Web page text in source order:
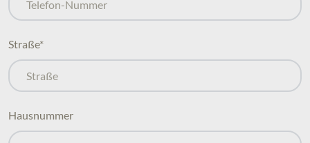
Straße*
Hausnummer